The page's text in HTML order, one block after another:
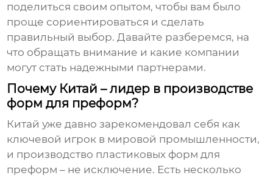
поделиться своим опытом, чтобы вам было
проще сориентироваться и сделать
правильный выбор. Давайте разберемся, на
что обращать внимание и какие компании
могут стать надежными партнерами.
Почему Китай – лидер в производстве
форм для преформ?
Китай уже давно зарекомендовал себя как
ключевой игрок в мировой промышленности,
и производство пластиковых форм для
преформ – не исключение. Есть несколько